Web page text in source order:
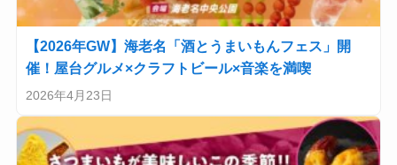
【2026年GW】海老名「酒とうまいもんフェス」開
催！屋台グルメ×クラフトビール×音楽を満喫
2026年4月23日